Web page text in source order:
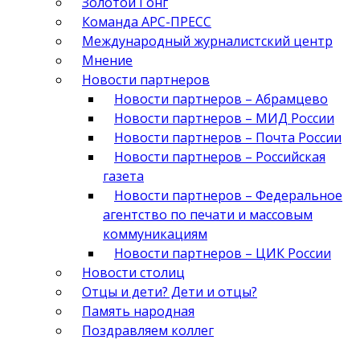
Команда АРС-ПРЕСС
Международный журналистский центр
Мнение
Новости партнеров
Новости партнеров – Абрамцево
Новости партнеров – МИД России
Новости партнеров – Почта России
Новости партнеров – Российская
газета
Новости партнеров – Федеральное
агентство по печати и массовым
коммуникациям
Новости партнеров – ЦИК России
Новости столиц
Отцы и дети? Дети и отцы?
Память народная
Поздравляем коллег